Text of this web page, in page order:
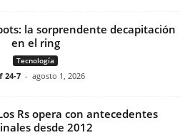
la sorprendente decapitación
en el ring
Tecnología
24-7 - agosto 1, 2026
Rs opera con antecedentes
desde 2012